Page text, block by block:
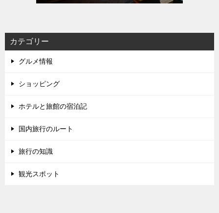
カテゴリー
グルメ情報
ショッピング
ホテルと旅館の宿泊記
国内旅行のルート
旅行の知識
観光スポット